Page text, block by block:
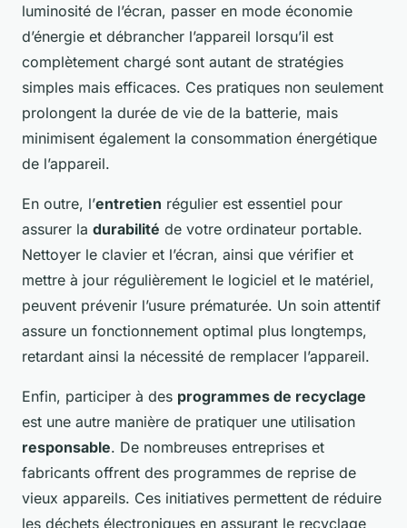
luminosité de l’écran, passer en mode économie
d’énergie et débrancher l’appareil lorsqu’il est
complètement chargé sont autant de stratégies
simples mais efficaces. Ces pratiques non seulement
prolongent la durée de vie de la batterie, mais
minimisent également la consommation énergétique
de l’appareil.
En outre, l’entretien régulier est essentiel pour
assurer la durabilité de votre ordinateur portable.
Nettoyer le clavier et l’écran, ainsi que vérifier et
mettre à jour régulièrement le logiciel et le matériel,
peuvent prévenir l’usure prématurée. Un soin attentif
assure un fonctionnement optimal plus longtemps,
retardant ainsi la nécessité de remplacer l’appareil.
Enfin, participer à des programmes de recyclage
est une autre manière de pratiquer une utilisation
responsable. De nombreuses entreprises et
fabricants offrent des programmes de reprise de
vieux appareils. Ces initiatives permettent de réduire
les déchets électroniques en assurant le recyclage